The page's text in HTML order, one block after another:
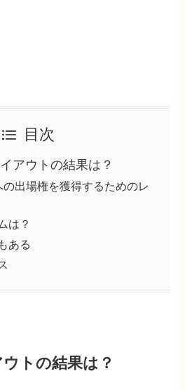
目次
アウトの結果は？
の出場権を獲得するためのレ
は？
ある
トの結果は？